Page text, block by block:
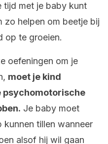
tijd met je baby kunt
zo helpen om beetje bij
op te groeien.
oefeningen om je
moet je kind
psychomotorische
Je baby moet
tillen wanneer
alsof hij wil gaan